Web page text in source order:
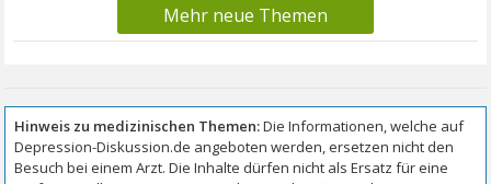
Mehr neue Themen